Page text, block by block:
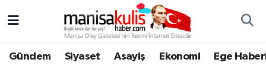
Gündem Siyaset Asayiş Ekonomi Ege